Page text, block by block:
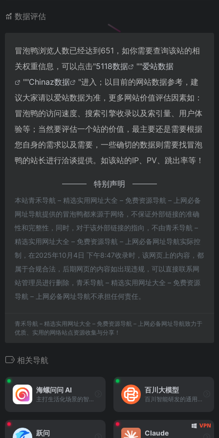
数据评估
冒泡鸭浏览人数已经达到651，如你需要查询该站的相
关权重信息，可以点击"5118数据 ""爱站数据
""Chinaz数据
"进入；以目前的网站数据参考，建
议大家请以爱站数据为准，更多网站价值评估因素如：
冒泡鸭的访问速度、搜索引擎收录以及索引量、用户体
验等；当然要评估一个站的价值，最主要还是需要根据
您自身的需求以及需要，一些确切的数据则需要找冒泡
鸭的站长进行洽谈提供。如该站的IP、PV、跳出率等！
特别声明
本站青禾导航 – 精选实用网址大全 – 免费资源导航 – 上网必备
网址导航提供的冒泡鸭都来源于网络，不保证外部链接的准确
性和完整性，同时，对于该外部链接的指向，不由青禾导航 –
精选实用网址大全 – 免费资源导航 – 上网必备网址导航实际控
制，在2025年10月4日 下午8:47收录时，该网页上的内容，都
属于合规合法，后期网页的内容如出现违规，可以直接联系网
站管理员进行删除，青禾导航 – 精选实用网址大全 – 免费资源
导航 – 上网必备网址导航不承担任何责任。
青禾导航 – 精选实用网址大全 – 免费资源导航 – 上网必备网址导航致力于
优质、实用的网络站点资源收集与分享！
相关导航
海螺问问 AI
主打生活化场景的智能对话助手，可提供日常咨询、学习辅助、生活建议等便捷交互服务。
百川大模型
百川智能研发的通用大语言模型平台，提供精准的对话交互、内容创作与逻辑分析服务。
跃问 Claude